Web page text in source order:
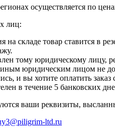
осуществляется по
лиц:
складе товар ставится в
тому юридическому лицу,
юридическим лицом не
и вы хотите оплатить
в течение 5 банковских
ваши реквизиты,
ltd.ru